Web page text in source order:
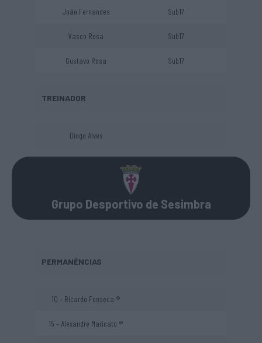
João Fernandes Sub17
Vasco Rosa Sub17
Gustavo Rosa Sub17
TREINADOR
Diogo Alves
Grupo Desportivo de Sesimbra
PERMANÊNCIAS
10 – Ricardo Fonseca ®
15 – Alexandre Maricato ®